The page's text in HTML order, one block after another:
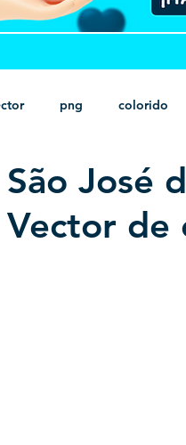
png colorido
paquetes infantil
São José
Vector de